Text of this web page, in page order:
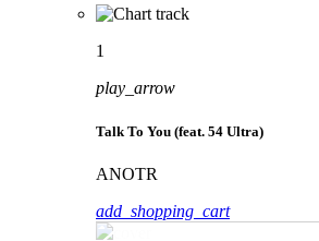
1
play_arrow
Talk To You (feat. 54 Ultra)
ANOTR
add_shopping_cart